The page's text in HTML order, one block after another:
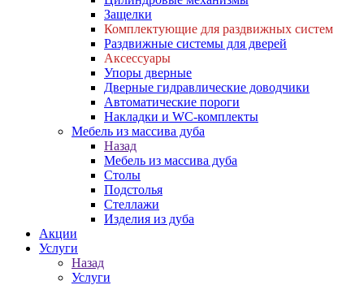
Защелки
Комплектующие для раздвижных систем
Раздвижные системы для дверей
Аксессуары
Упоры дверные
Дверные гидравлические доводчики
Автоматические пороги
Накладки и WC-комплекты
Мебель из массива дуба
Назад
Мебель из массива дуба
Столы
Подстолья
Стеллажи
Изделия из дуба
Акции
Услуги
Назад
Услуги